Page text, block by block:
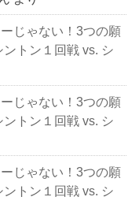
じゃない！3つの願
トン１回戦 vs. シ
じゃない！3つの願
トン１回戦 vs. シ
じゃない！3つの願
トン１回戦 vs. シ